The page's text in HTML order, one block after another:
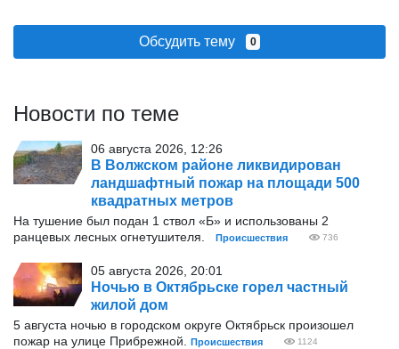
Обсудить тему 0
Новости по теме
06 августа 2026, 12:26
В Волжском районе ликвидирован
ландшафтный пожар на площади 500
квадратных метров
На тушение был подан 1 ствол «Б» и использованы 2
ранцевых лесных огнетушителя.
Происшествия 736
05 августа 2026, 20:01
Ночью в Октябрьске горел частный
жилой дом
5 августа ночью в городском округе Октябрьск произошел
пожар на улице Прибрежной.
Происшествия 1124